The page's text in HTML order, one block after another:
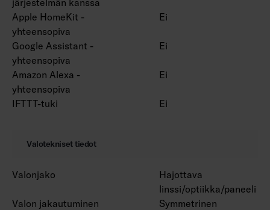
Apple HomeKit -
yhteensopiva
Ei
Google Assistant -
yhteensopiva
Ei
Amazon Alexa -
yhteensopiva
Ei
IFTTT-tuki Ei
Valotekniset tiedot
Valonjako
Hajottava
linssi/optiikka/paneeli
Valon jakautuminen
Symmetrinen